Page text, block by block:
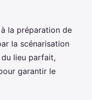
la préparation de
la scénarisation
lieu parfait,
garantir le